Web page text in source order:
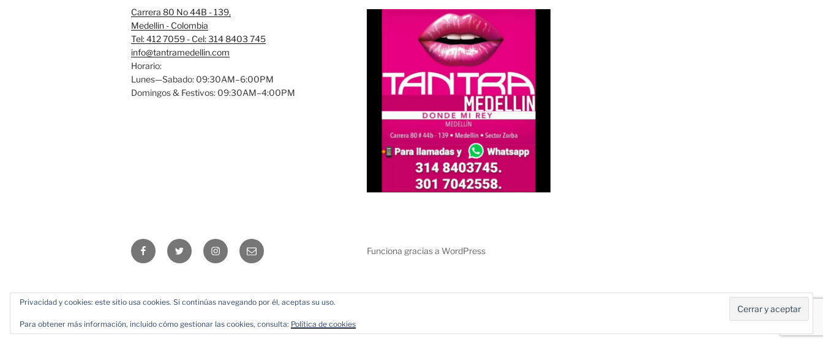
Carrera 80 No 44B - 139,
Medellin - Colombia
Tel: 412 7059 - Cel: 314 8403 745
info@tantramedellin.com
Horario:
Lunes—Sabado: 09:30AM–6:00PM
Domingos & Festivos: 09:30AM–4:00PM
FacebookTwitter InstagramEmail Funciona gracias a WordPress
Privacidad y cookies: este sitio usa cookies. Si continúas navegando por él, aceptas su uso.
Para obtener más información, incluido cómo gestionar las cookies, consulta: Política de cookies